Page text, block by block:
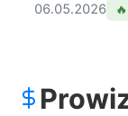
06.05.2026